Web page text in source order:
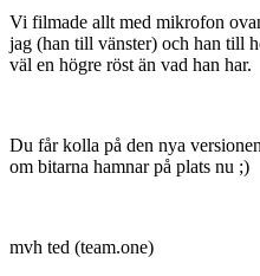
Vi filmade allt med mikrofon
jag (han till vänster) och han till
väl en högre röst än vad han har.
Du får kolla på den nya
om bitarna hamnar på plats nu ;)
mvh ted (team.one)